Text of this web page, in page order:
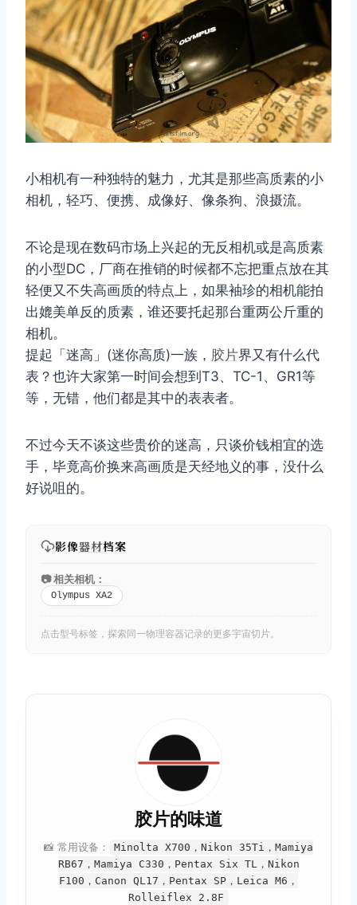
小相机有一种独特的魅力，尤其是那些高质素的小
相机，轻巧、便携、成像好、像条狗、浪摄流。
不论是现在数码市场上兴起的无反相机或是高质素
的小型DC，厂商在推销的时候都不忘把重点放在其
轻便又不失高画质的特点上，如果袖珍的相机能拍
出媲美单反的质素，谁还要托起那台重两公斤重的
相机。
提起「迷高」(迷你高质)一族， 胶片界又有什么代
表？也许大家第一时间会想到T3、TC-1、GR1等
等，无错，他们都是其中的表表者。
不过今天不谈这些贵价的迷高，只谈价钱相宜的选
手，毕竟高价换来高画质是天经地义的事，没什么
好说咀的。
影像器材档案
📷 相关相机：
Olympus XA2
点击型号标签，探索同一物理容器记录的更多宇宙切片。
胶片的味道
📸 常用设备：
Minolta X700，Nikon 35Ti，Mamiya
RB67，Mamiya C330，Pentax Six TL，Nikon
F100，Canon QL17，Pentax SP，Leica M6，
Rolleiflex 2.8F